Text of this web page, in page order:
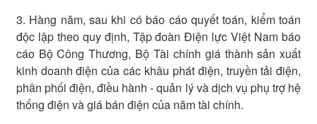
3. Hàng năm, sau khi có báo cáo quyết toán, kiểm toán
độc lập theo quy định, Tập đoàn Điện lực Việt Nam báo
cáo Bộ Công Thương, Bộ Tài chính giá thành sản xuất
kinh doanh điện của các khâu phát điện, truyền tải điện,
phân phối điện, điều hành - quản lý và dịch vụ phụ trợ hệ
thống điện và giá bán điện của năm tài chính.